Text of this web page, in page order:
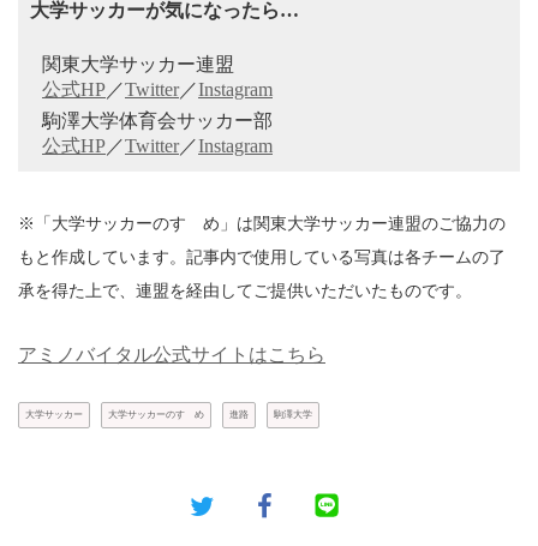
大学サッカーが気になったら…
関東大学サッカー連盟
公式HP／Twitter／Instagram
駒澤大学体育会サッカー部
公式HP／Twitter／Instagram
※「大学サッカーのすゝめ」は関東大学サッカー連盟のご協力の
もと作成しています。記事内で使用している写真は各チームの了
承を得た上で、連盟を経由してご提供いただいたものです。
アミノバイタル公式サイトはこちら
大学サッカー 大学サッカーのすゝめ 進路 駒澤大学